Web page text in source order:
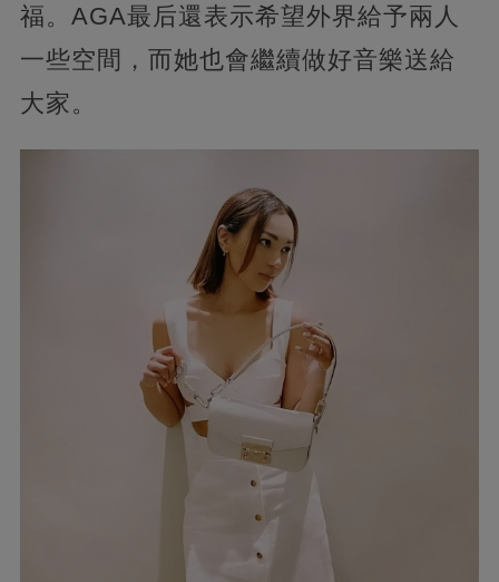
福。AGA最后還表示希望外界給予兩人
一些空間，而她也會繼續做好音樂送給
大家。